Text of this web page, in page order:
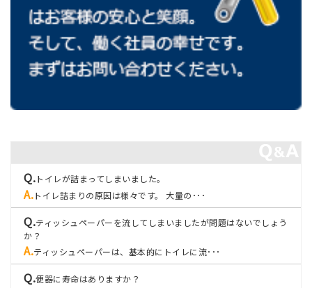
トイレが詰まってしまいました。
トイレ詰まりの原因は様々です。 大量の･･･
ティッシュペーパーを流してしまいましたが問題はないでしょう
か？
ティッシュペーパーは、基本的にトイレに流･･･
便器に寿命はありますか？